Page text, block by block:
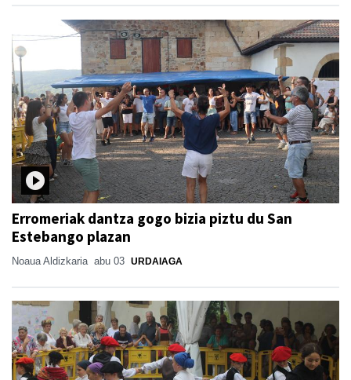
Erromeriak dantza gogo bizia piztu du San
Estebango plazan
Noaua Aldizkaria abu 03 URDAIAGA